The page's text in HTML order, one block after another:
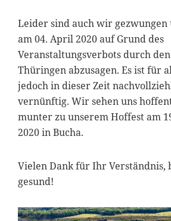
Leider sind auch wir gezwungen
am 04. April 2020 auf Grund des
Veranstaltungsverbots durch
Thüringen abzusagen. Es ist für
jedoch in dieser Zeit
vernünftig. Wir sehen uns
munter zu unserem Hoffest am
2020 in Bucha.
Vielen Dank für Ihr Verständnis,
gesund!